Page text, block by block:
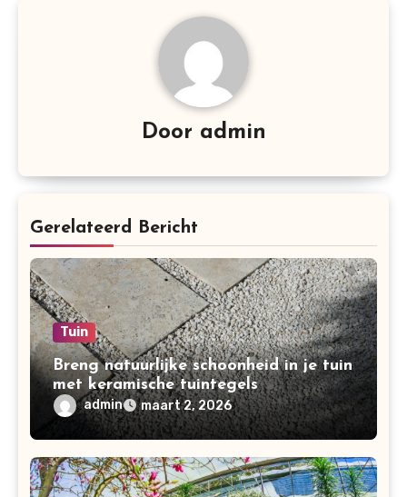
Door admin
Gerelateerd Bericht
Tuin
Breng natuurlijke schoonheid in je tuin
met keramische tuintegels
admin maart 2, 2026